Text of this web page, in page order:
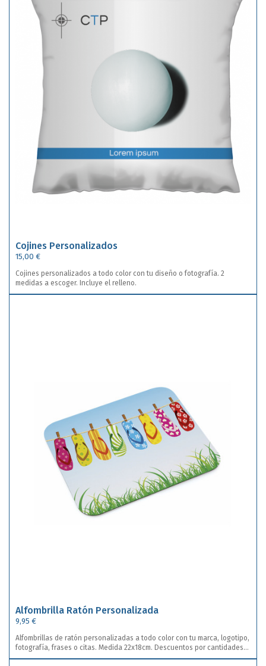
Cojines Personalizados
15,00 €
Cojines personalizados a todo color con tu diseño o fotografía. 2
medidas a escoger. Incluye el relleno.
Alfombrilla Ratón Personalizada
9,95 €
Alfombrillas de ratón personalizadas a todo color con tu marca, logotipo,
fotografía, frases o citas. Medida 22x18cm. Descuentos por cantidades
automatizados en el total.